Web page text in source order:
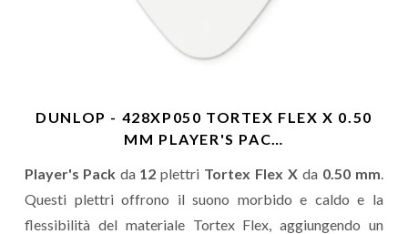
DUNLOP - 428XP050 TORTEX FLEX X 0.50
MM PLAYER'S PAC…
Player's Pack da 12 plettri Tortex Flex X da 0.50 mm.
Questi plettri offrono il suono morbido e caldo e la
flessibilità del materiale Tortex Flex, aggiungendo un